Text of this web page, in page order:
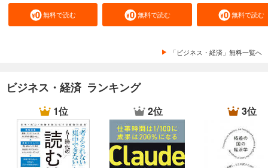
無料で読む 無料で読む 無料で読む
「ビジネス・経済」無料一覧へ
ビジネス・経済 ランキング
1位 2位 3位